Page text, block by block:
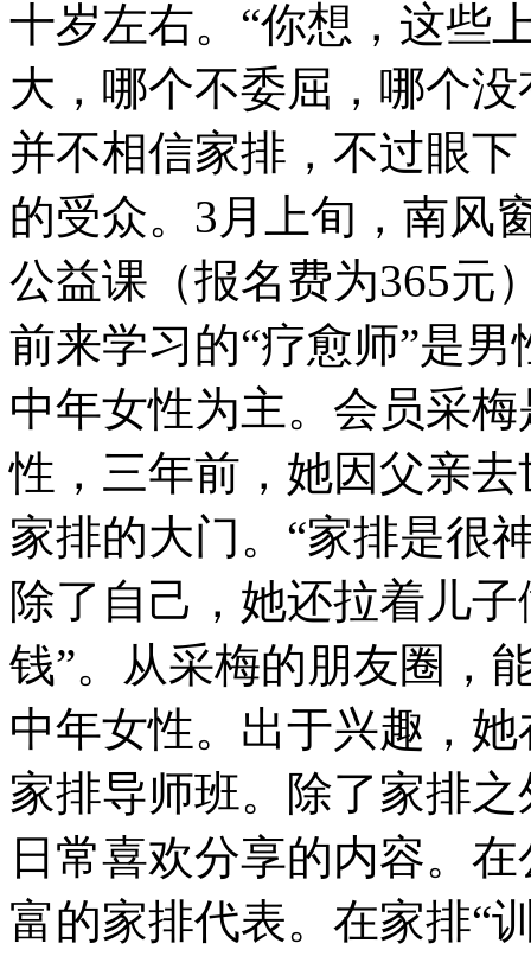
十岁左右。“你想，这些
大，哪个不委屈，哪个
并不相信家排，不过眼
的受众。3月上旬，南风
公益课（报名费为365元
前来学习的“疗愈师”是
中年女性为主。会员采
性，三年前，她因父亲
家排的大门。“家排是很
除了自己，她还拉着儿
钱”。从采梅的朋友圈，
中年女性。出于兴趣，
家排导师班。除了家排
日常喜欢分享的内容。
富的家排代表。在家排“